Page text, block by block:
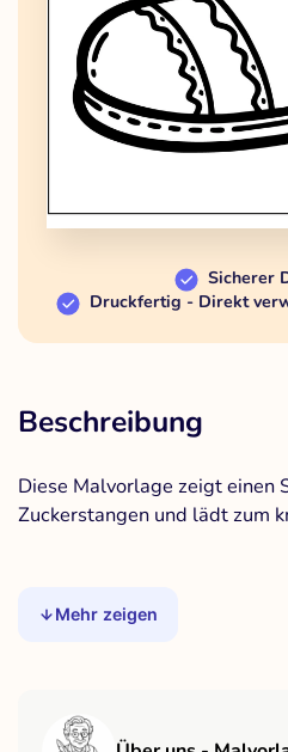
Sicherer
Druckfertig - Direkt
Beschreibung
Diese Malvorlage zeigt einen
Zuckerstangen und lädt zum
Mehr zeigen